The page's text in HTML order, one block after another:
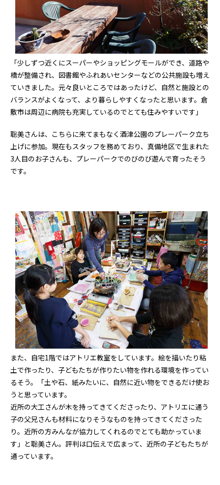
「少しずつ近くにスーパーやショッピングモールができ、道路や
橋が整備され、図書館やふれあいセンターなどの公共施設も増え
ていきました。元々良いところではあったけど、自然と施設との
バランスがよくなって、より暮らしやすくなったと思います。倉
敷市は周辺に病院も充実しているのでとても住みやすいです」
聡美さんは、こちらに来てまもなく酒津公園のプレーパーク立ち
上げに参加。現在もスタッフを務めており、真備地区で生まれた
3人目のお子さんも、プレーパークでのびのび遊んで育ったそう
です。
また、自宅1階ではアトリエ教室をしています。絵を描いたり粘
土で作ったり、子どもたちが作りたい物を作れる環境を作ってい
るそう。「土や石、紙みたいに、自然に近い物をできるだけ使お
うと思っています。
近所の大工さんが木を持ってきてくださったり、アトリエに通う
子の父兄さんも材料になりそうなものを持ってきてくださった
り。近所の方みんなが協力してくれるのでとても助かっていま
す」と聡美さん。評判は口伝えで広まって、近所の子どもたちが
通っています。